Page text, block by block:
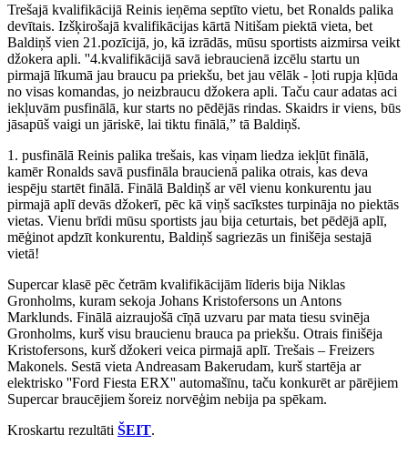
Trešajā kvalifikācijā Reinis ieņēma septīto vietu, bet Ronalds palika
devītais. Izšķirošajā kvalifikācijas kārtā Nitišam piektā vieta, bet
Baldiņš vien 21.pozīcijā, jo, kā izrādās, mūsu sportists aizmirsa veikt
džokera apli. ''4.kvalifikācijā savā iebraucienā izcēlu startu un
pirmajā līkumā jau braucu pa priekšu, bet jau vēlāk - ļoti rupja kļūda
no visas komandas, jo neizbraucu džokera apli. Taču caur adatas aci
iekļuvām pusfinālā, kur starts no pēdējās rindas. Skaidrs ir viens, būs
jāsapūš vaigi un jāriskē, lai tiktu finālā,” tā Baldiņš.
1. pusfinālā Reinis palika trešais, kas viņam liedza iekļūt finālā,
kamēr Ronalds savā pusfināla braucienā palika otrais, kas deva
iespēju startēt finālā. Finālā Baldiņš ar vēl vienu konkurentu jau
pirmajā aplī devās džokerī, pēc kā viņš sacīkstes turpināja no piektās
vietas. Vienu brīdi mūsu sportists jau bija ceturtais, bet pēdējā aplī,
mēģinot apdzīt konkurentu, Baldiņš sagriezās un finišēja sestajā
vietā!
Supercar klasē pēc četrām kvalifikācijām līderis bija Niklas
Gronholms, kuram sekoja Johans Kristofersons un Antons
Marklunds. Finālā aizraujošā cīņā uzvaru par mata tiesu svinēja
Gronholms, kurš visu braucienu brauca pa priekšu. Otrais finišēja
Kristofersons, kurš džokeri veica pirmajā aplī. Trešais – Freizers
Makonels. Sestā vieta Andreasam Bakerudam, kurš startēja ar
elektrisko ''Ford Fiesta ERX'' automašīnu, taču konkurēt ar pārējiem
Supercar braucējiem šoreiz norvēģim nebija pa spēkam.
Kroskartu rezultāti ŠEIT.